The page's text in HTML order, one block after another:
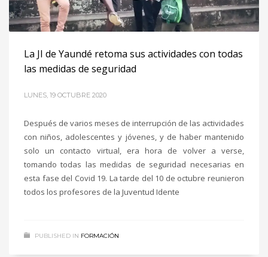
La JI de Yaundé retoma sus actividades con todas
las medidas de seguridad
LUNES, 19 OCTUBRE 2020
Después de varios meses de interrupción de las actividades
con niños, adolescentes y jóvenes, y de haber mantenido
solo un contacto virtual, era hora de volver a verse,
tomando todas las medidas de seguridad necesarias en
esta fase del Covid 19. La tarde del 10 de octubre reunieron
todos los profesores de la Juventud Idente
PUBLISHED IN FORMACIÓN